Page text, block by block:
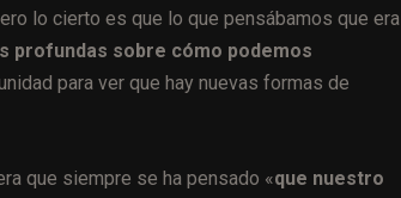
lo cierto es que lo que pensábamos que era
profundas sobre cómo podemos
para ver que hay nuevas formas de
que siempre se ha pensado «que nuestro